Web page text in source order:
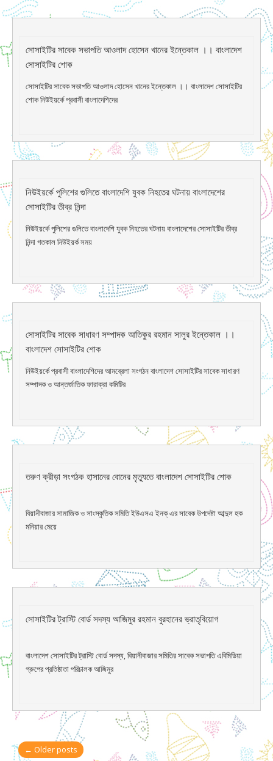
সোসাইটির সাবেক সভাপতি আওলাদ হোসেন খানের ইন্তেকাল ।। বাংলাদেশ
সোসাইটির শোক
সোসাইটির সাবেক সভাপতি আওলাদ হোসেন খানের ইন্তেকাল ।। বাংলাদেশ সোসাইটির
শোক নিউইয়র্কে প্রবাসী বাংলাদেশিদের
নিউইয়র্কে পুলিশের গুলিতে বাংলাদেশি যুবক নিহতের ঘটনায় বাংলাদেশের
সোসাইটির তীব্র নিন্দা
নিউইয়র্কে পুলিশের গুলিতে বাংলাদেশি যুবক নিহতের ঘটনায় বাংলাদেশের সোসাইটির তীব্র
নিন্দা গতকাল নিউইয়র্ক সময়
সোসাইটির সাবেক সাধারণ সম্পাদক আতিকুর রহমান সালুর ইন্তেকাল ।।
বাংলাদেশ সোসাইটির শোক
নিউইয়র্কে প্রবাসী বাংলাদেশিদের আমব্রেলা সংগঠন বাংলাদেশ সোসাইটির সাবেক সাধারণ
সম্পাদক ও আন্তর্জাতিক ফারাক্রা কমিটির
তরুণ ক্রীড়া সংগঠক হাসানের বোনের মৃত্যুতে বাংলাদেশ সোসাইটির শোক
বিয়ানীবাজার সামাজিক ও সাংস্কৃতিক সমিতি ইউএসএ ইনক্ এর সাবেক উপদেষ্টা আব্দুল হক
মনিয়ার মেয়ে
সোসাইটির ট্রাস্টি বোর্ড সদস্য আজিমুর রহমান বুরহানের ভ্রাতৃবিয়োগ
বাংলাদেশ সোসাইটির ট্রাস্টি বোর্ড সদস্য, বিয়ানীবাজার সমিতির সাবেক সভাপতি এবিমিডিয়া
গ্রুপের প্রতিষ্ঠাতা পরিচালক আজিমুর
Post
← Older posts